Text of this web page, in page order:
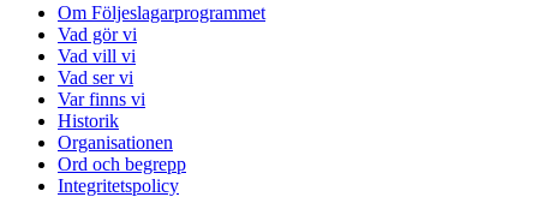
Om Följeslagarprogrammet
Vad gör vi
Vad vill vi
Vad ser vi
Var finns vi
Historik
Organisationen
Ord och begrepp
Integritetspolicy